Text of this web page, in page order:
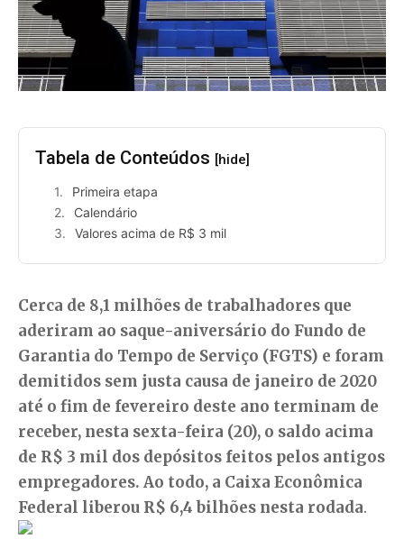
Tabela de Conteúdos [hide]
Primeira etapa
Calendário
Valores acima de R$ 3 mil
Cerca de 8,1 milhões de trabalhadores que
aderiram ao saque-aniversário do Fundo de
Garantia do Tempo de Serviço (FGTS) e foram
demitidos sem justa causa de janeiro de 2020
até o fim de fevereiro deste ano terminam de
receber, nesta sexta-feira (20), o saldo acima
de R$ 3 mil dos depósitos feitos pelos antigos
empregadores. Ao todo, a Caixa Econômica
Federal liberou R$ 6,4 bilhões nesta rodada.